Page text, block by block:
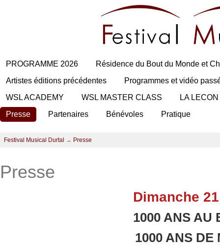
PROGRAMME 2026
Résidence du Bout du Monde et
Artistes éditions précédentes
Programmes et vidéo
WSL ACADEMY
WSL MASTER CLASS
LA
Presse
Partenaires Bénévoles Pratique
Festival Musical Durtal → Presse
Presse
Dimanche
1000 ANS AU
1000 ANS DE